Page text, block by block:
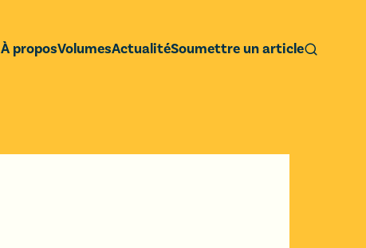
À proposVolumesActualitéSoumettre un article